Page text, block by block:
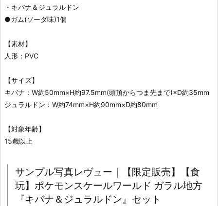
・キバナ＆ジュラルドン
●ガム(ソーダ味)1個
【素材】
人形：PVC
【サイズ】
キバナ：W約50mm×H約97.5mm(頭頂からつま先まで)×D約35mm
ジュラルドン：W約74mm×H約90mm×D約80mm
【対象年齢】
15歳以上
サンプル写真レヴュー｜【限定販売】【食
玩】ポケモンスケールワールド ガラル地方
『キバナ＆ジュラルドン』セット